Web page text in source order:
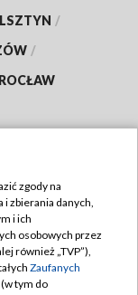
/
/
zgody na
zbierania danych,
i ich
osobowych przez
również „TVP”),
Zaufanych
tym do